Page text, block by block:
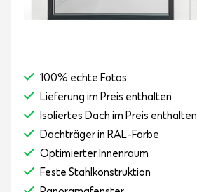
100% echte Fotos
Lieferung im Preis enthalten
Isoliertes Dach im Preis enthalten
Dachträger in RAL-Farbe
Optimierter Innenraum
Feste Stahlkonstruktion